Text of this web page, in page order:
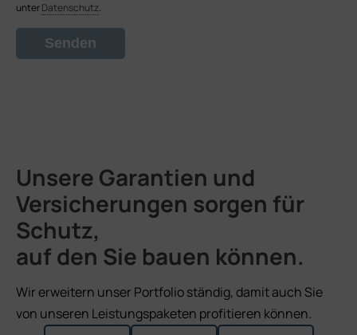
unterDatenschutz.
Unsere Garantien und
Versicherungen sorgen für
Schutz,
auf den Sie bauen können.
Wir erweitern unser Portfolio ständig, damit auch Sie
von unseren Leistungspaketen profitieren können.